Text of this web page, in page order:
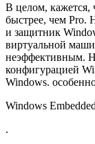
В целом, кажется,
быстрее, чем Pro.
и защитник
виртуальной
неэффективным.
конфигурацией
Windows.
Windows
.